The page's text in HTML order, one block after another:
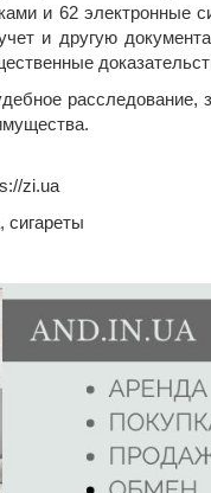
и 62 электронные
учет и другую
zi.ua
, сигареты